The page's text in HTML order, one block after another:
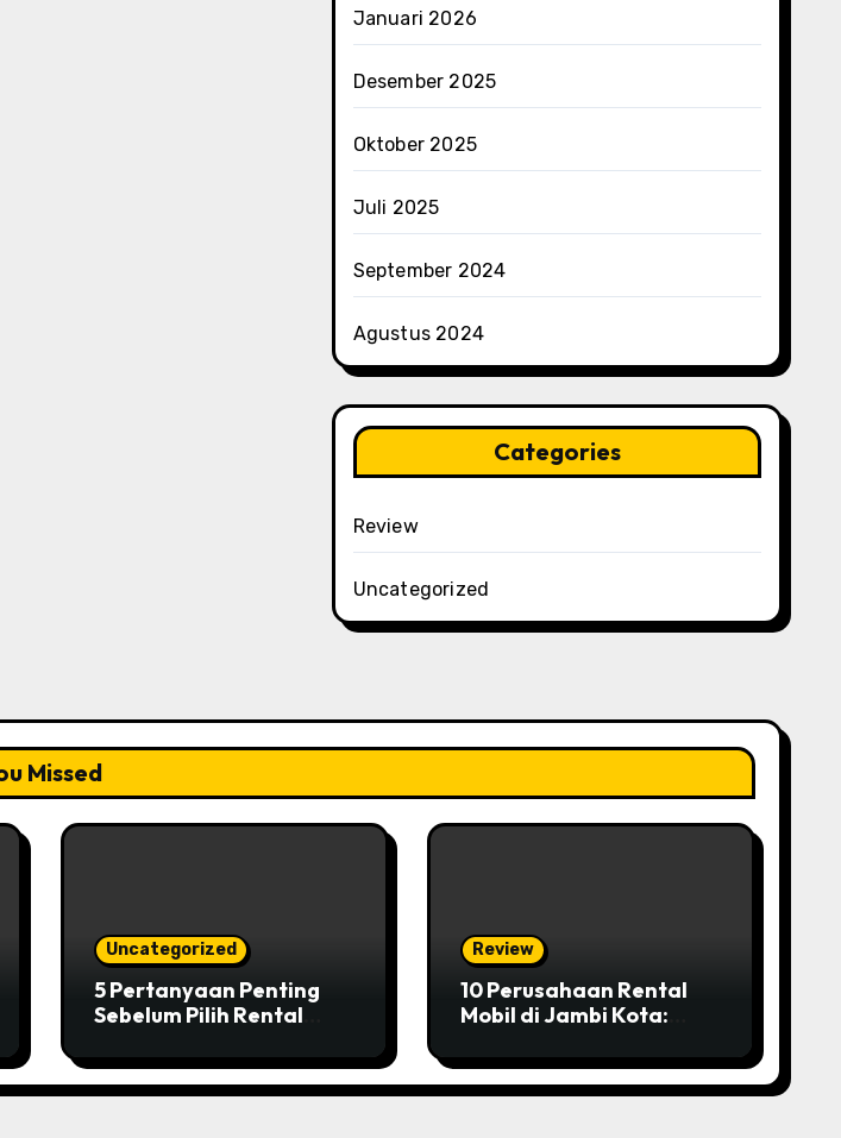
Januari 2026
Desember 2025
Oktober 2025
Juli 2025
September 2024
Agustus 2024
Categories
Review
Uncategorized
Missed
Uncategorized
5 Pertanyaan Penting
Sebelum Pilih Rental
Review
10 Perusahaan Rental
Mobil di Jambi Kota:
Perbandingan
Layanannya